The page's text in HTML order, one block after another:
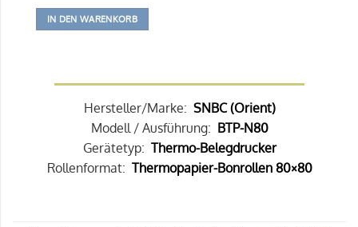
IN DEN WARENKORB
Hersteller/Marke: SNBC (Orient)
Modell / Ausführung: BTP-N80
Gerätetyp: Thermo-Belegdrucker
Rollenformat: Thermopapier-Bonrollen 80×80